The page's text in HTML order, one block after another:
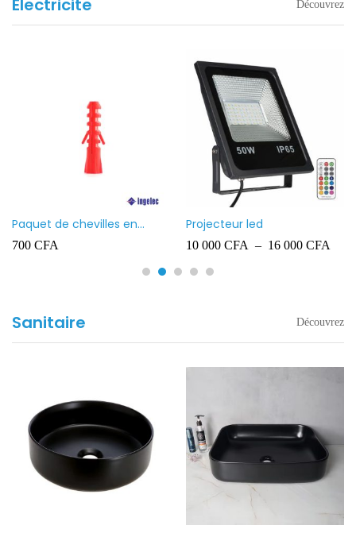
Electricite Découvrez
Paquet de chevilles en
plastique Ingelec – 8
700 CFA
Projecteur led
10 000 CFA – 16 000 CFA
Sanitaire Découvrez